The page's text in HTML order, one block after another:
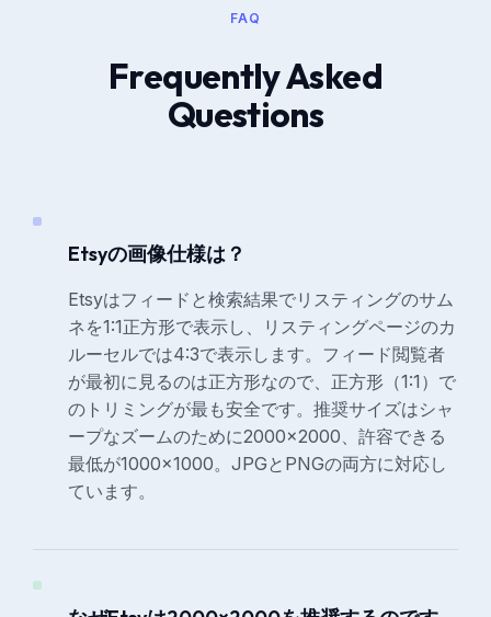
FAQ
Frequently Asked
Questions
Etsyの画像仕様は？
Etsyはフィードと検索結果でリスティングのサム
ネを1:1正方形で表示し、リスティングページのカ
ルーセルでは4:3で表示します。フィード閲覧者
が最初に見るのは正方形なので、正方形（1:1）で
のトリミングが最も安全です。推奨サイズはシャ
ープなズームのために2000×2000、許容できる
最低が1000×1000。JPGとPNGの両方に対応し
ています。